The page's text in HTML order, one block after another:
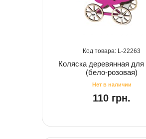
22263
Коляска деревянная для
(бело-розовая)
110 грн.